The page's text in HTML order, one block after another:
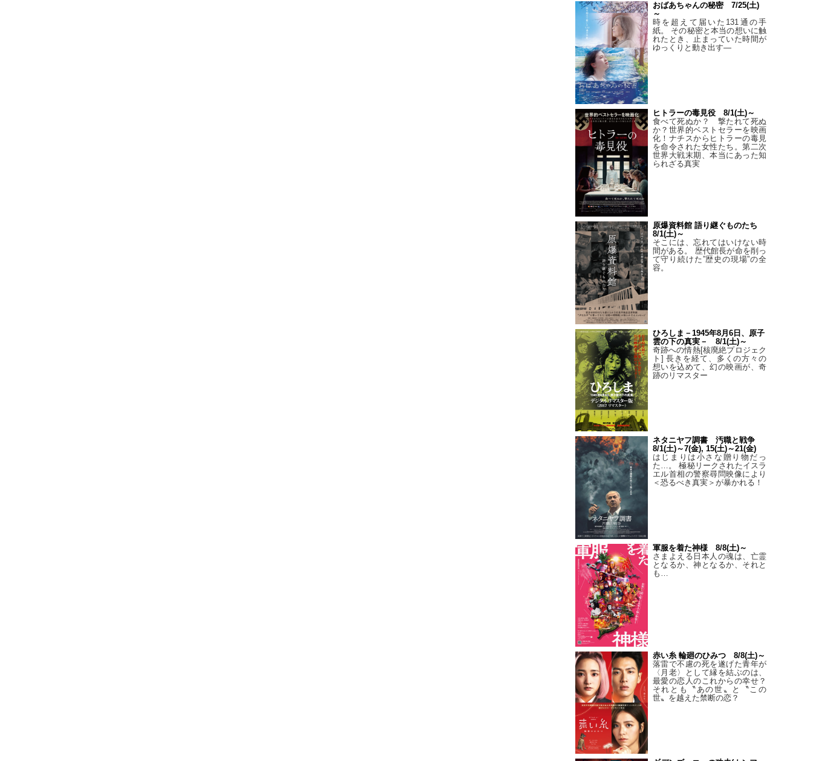
おばあちゃんの秘密 7/25(土)
～
時を超えて届いた131通の手
紙。 その秘密と本当の想いに触
れたとき、止まっていた時間が
ゆっくりと動き出す―
ヒトラーの毒見役 8/1(土)～
食べて死ぬか？ 撃たれて死ぬ
か？世界的ベストセラーを映画
化！ナチスからヒトラーの毒見
を命令された女性たち。第二次
世界大戦末期、本当にあった知
られざる真実
原爆資料館 語り継ぐものたち
8/1(土)～
そこには、忘れてはいけない時
間がある。 歴代館長が命を削っ
て守り続けた”歴史の現場”の全
容。
ひろしま－1945年8月6日、原子
雲の下の真実－ 8/1(土)～
奇跡への情熱[核廃絶プロジェク
ト] 長きを経て、多くの方々の
想いを込めて、幻の映画が、奇
跡のリマスター
ネタニヤフ調書 汚職と戦争
8/1(土)～7(金), 15(土)～21(金)
はじまりは小さな贈り物だっ
た…。 極秘リークされたイスラ
エル首相の警察尋問映像により
＜恐るべき真実＞が暴かれる！
軍服を着た神様 8/8(土)～
さまよえる日本人の魂は、亡霊
となるか、神となるか、それと
も…
赤い糸 輪廻のひみつ 8/8(土)～
落雷で不慮の死を遂げた青年が
〈月老〉として縁を結ぶのは、
最愛の恋人のこれからの幸せ？
それとも〝あの世〟と〝この
世〟を越えた禁断の恋？